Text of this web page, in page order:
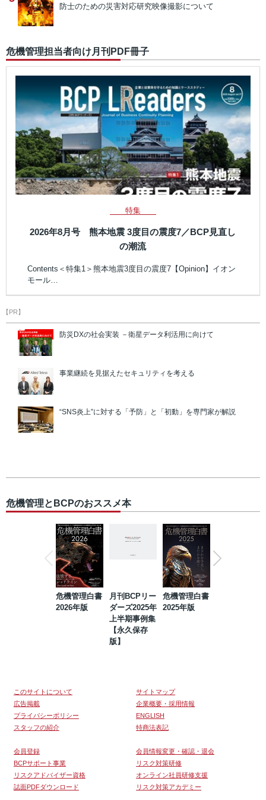
防士のための災害対応研究映像撮影について
危機管理担当者向け月刊PDF冊子
特集
2026年8月号 熊本地震 3度目の震度7／BCP見直し
の潮流
Contents＜特集1＞熊本地震3度目の震度7【Opinion】イオン
モール…
【PR】
防災DXの社会実装 －衛星データ利活用に向けて
事業継続を見据えたセキュリティを考える
“SNS炎上”に対する「予防」と「初動」を専門家が解説
危機管理とBCPのおススメ本
危機管理白書
2026年版
月刊BCPリー
ダーズ2025年
上半期事例集
【永久保存
版】
危機管理白書
2025年版
このサイトについて
サイトマップ
広告掲載
企業概要・採用情報
プライバシーポリシー
ENGLISH
スタッフの紹介
特商法表記
会員登録
会員情報変更・確認・退会
BCPサポート事業
リスク対策研修
リスクアドバイザー資格
オンライン社員研修支援
誌面PDFダウンロード
リスク対策アカデミー